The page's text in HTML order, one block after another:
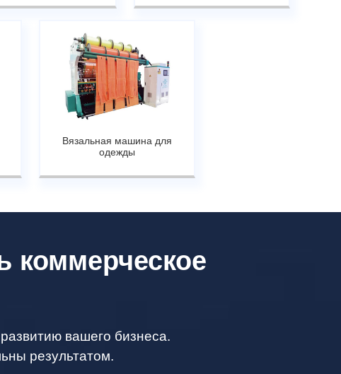
Вязальная машина для
одежды
коммерческое
вашего бизнеса.
результатом.